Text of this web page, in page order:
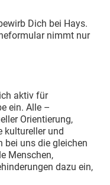
Dich bei Hays.
nimmt nur
aktiv für
ein. Alle –
Orientierung,
kultureller und
bei uns die gleichen
Menschen,
dazu ein,